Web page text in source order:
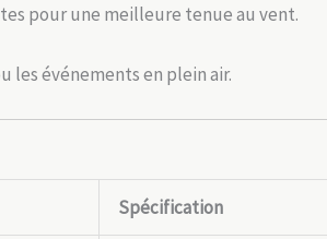
pour une meilleure tenue au vent.
les événements en plein air.
Spécification